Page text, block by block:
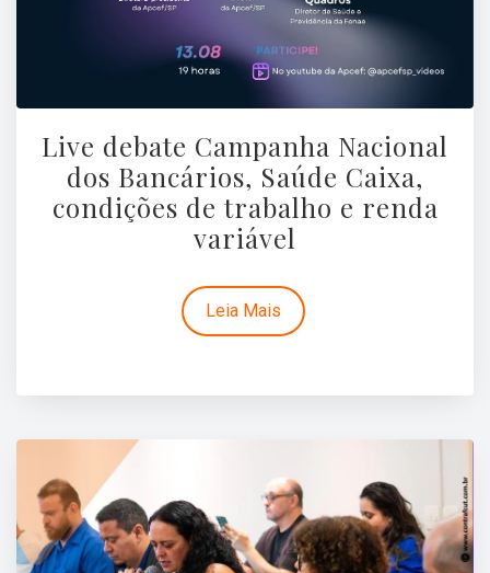
Live debate Campanha Nacional
dos Bancários, Saúde Caixa,
condições de trabalho e renda
variável
Leia Mais